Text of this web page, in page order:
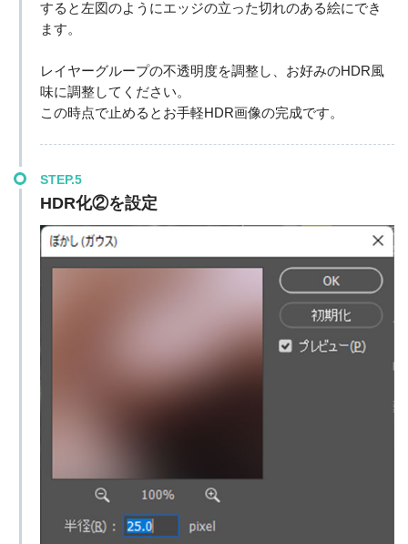
すると左図のようにエッジの立った切れのある絵にでき
ます。
レイヤーグループの不透明度を調整し、お好みのHDR風
味に調整してください。
この時点で止めるとお手軽HDR画像の完成です。
STEP.5
HDR化②を設定